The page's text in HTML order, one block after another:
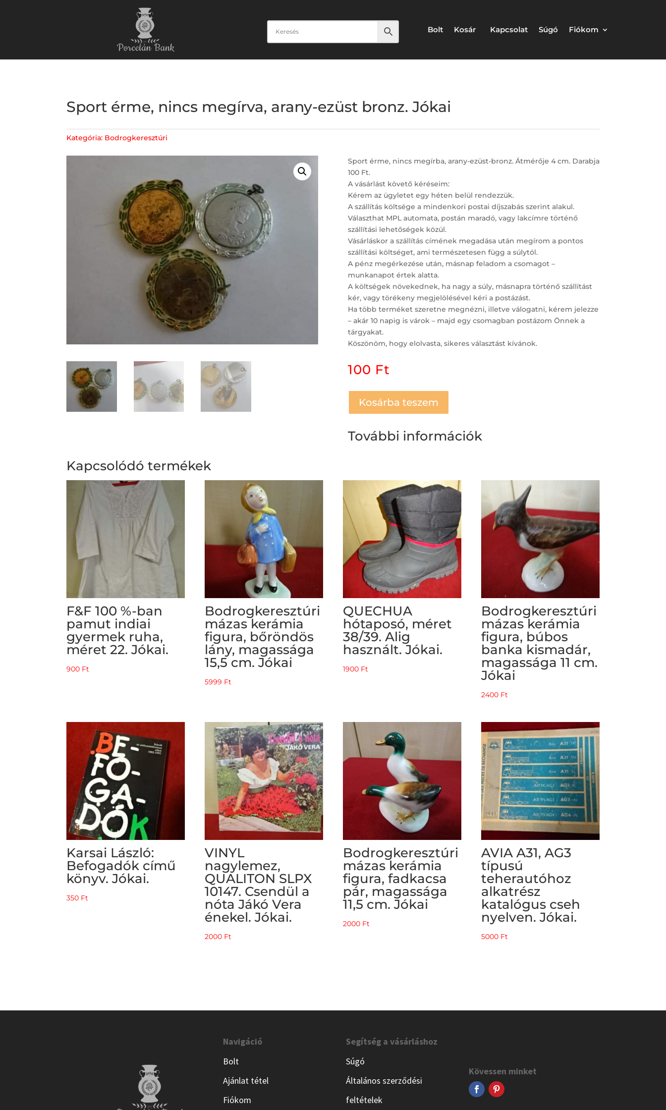
Bolt Kosár Kapcsolat Súgó Fiókom
Sport érme, nincs megírva, arany-ezüst bronz. Jókai
Kategória: Bodrogkeresztúri
Sport érme, nincs megírba, arany-ezüst-bronz. Átmérője 4 cm. Darabja
100 Ft.
A vásárlást követő kéréseim:
Kérem az ügyletet egy héten belül rendezzük.
A szállítás költsége a mindenkori postai díjszabás szerint alakul.
Választhat MPL automata, postán maradó, vagy lakcímre történő
szállítási lehetőségek közül.
Vásárláskor a szállítás címének megadása után megírom a pontos
szállítási költséget, ami természetesen függ a súlytól.
A pénz megérkezése után, másnap feladom a csomagot –
munkanapot értek alatta.
A költségek növekednek, ha nagy a súly, másnapra történő szállítást
kér, vagy törékeny megjelölésével kéri a postázást.
Ha több terméket szeretne megnézni, illetve válogatni, kérem jelezze
– akár 10 napig is várok – majd egy csomagban postázom Önnek a
tárgyakat.
Köszönöm, hogy elolvasta, sikeres választást kívánok.
100 Ft
Kosárba teszem
További információk
Kapcsolódó termékek
F&F 100 %-ban
pamut indiai
gyermek ruha,
méret 22. Jókai.
900 Ft
Bodrogkeresztúri
mázas kerámia
figura, bőröndös
lány, magassága
15,5 cm. Jókai
5999 Ft
QUECHUA
hótaposó, méret
38/39. Alig
használt. Jókai.
1900 Ft
Bodrogkeresztúri
mázas kerámia
figura, búbos
banka kismadár,
magassága 11 cm.
Jókai
2400 Ft
Karsai László:
Befogadók című
könyv. Jókai.
350 Ft
VINYL
nagylemez,
QUALITON SLPX
10147. Csendül a
nóta Jákó Vera
énekel. Jókai.
2000 Ft
Bodrogkeresztúri
mázas kerámia
figura, fadkacsa
pár, magassága
11,5 cm. Jókai
2000 Ft
AVIA A31, AG3
típusú
teherautóhoz
alkatrész
katalógus cseh
nyelven. Jókai.
5000 Ft
Navigáció
Bolt
Ajánlat tétel
Fiókom
Segítség a vásárláshoz
Súgó
Általános szerződési
feltételek
Kövessen minket